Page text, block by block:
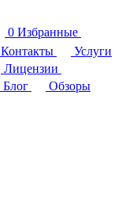
0 Избранные
Контакты
Услуги
Лицензии
Блог
Обзоры